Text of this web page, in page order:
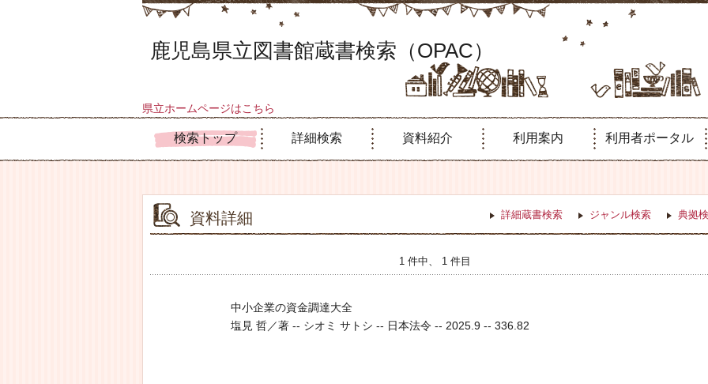
鹿児島県立図書館蔵書検索（OPAC）
県立ホームページはこちら
検索トップ 詳細検索 資料紹介 利用案内 利用者ポータル
資料詳細 詳細蔵書検索 ジャンル検索 典拠
1 件中、 1 件目
中小企業の資金調達大全
塩見 哲／著 -- シオミ サトシ -- 日本法令 -- 2025.9 -- 336.82